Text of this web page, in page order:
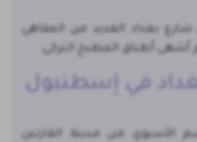
بغداد العديد من المقاهي
أشهى أطباق المطبخ التركي.
في إسطنبول
الآسيوي من مدينة القارتين